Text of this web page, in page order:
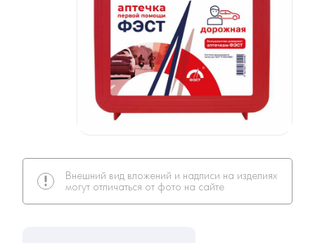
Внешний вид вложений и надписи на изделиях
могут отличаться от фото на сайте